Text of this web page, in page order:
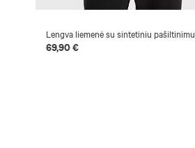
Lengva liemenė su sintetiniu pašiltinimu
69,90 €